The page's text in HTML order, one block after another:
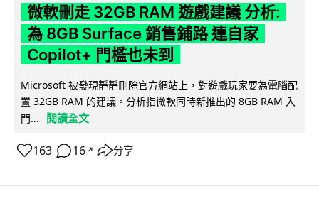
微軟刪走 32GB RAM 遊戲建議 分析:
為 8GB Surface 銷售鋪路 連自家
Copilot+ 門檻也未到
Microsoft 被發現靜靜刪除官方網站上，對遊戲玩家要為電腦配
置 32GB RAM 的建議。分析指微軟同時新推出的 8GB RAM 入
門...
閱讀全文
163 16 ↗ 分享